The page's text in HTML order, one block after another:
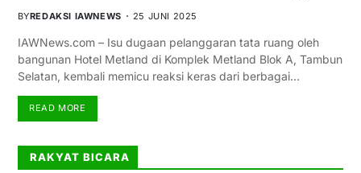
BYREDAKSI IAWNEWS 25 JUNI 2025
IAWNews.com – Isu dugaan pelanggaran tata ruang oleh
bangunan Hotel Metland di Komplek Metland Blok A, Tambun
Selatan, kembali memicu reaksi keras dari berbagai…
READ MORE
RAKYAT BICARA